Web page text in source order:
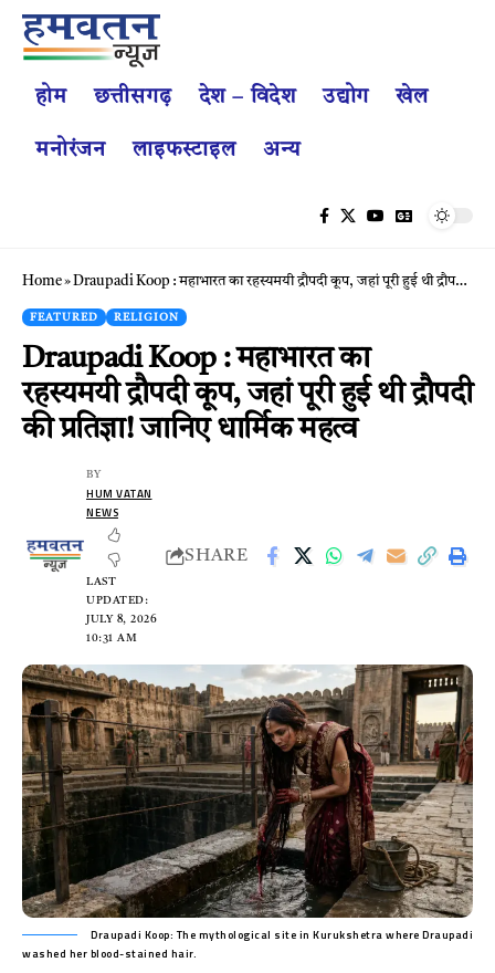
होम छत्तीसगढ़ देश – विदेश उद्योग खेल
मनोरंजन लाइफस्टाइल अन्य
Home» Draupadi Koop : महाभारत का रहस्यमयी द्रौपदी कूप, जहां पूरी हुई थी द्रौपदी की प्रतिज्ञा! जानिए धार्मिक महत्व
FEATURED RELIGION
Draupadi Koop : महाभारत का
रहस्यमयी द्रौपदी कूप, जहां पूरी हुई थी द्रौपदी
की प्रतिज्ञा! जानिए धार्मिक महत्व
LAST
UPDATED:
JULY 8, 2026
10:31 AM
BY
HUM VATAN
NEWS
SHARE
Draupadi Koop: The mythological site in Kurukshetra where Draupadi
washed her blood-stained hair.